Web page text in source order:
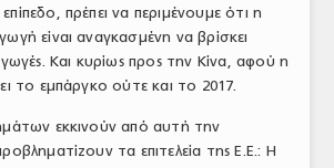
πρέπει να περιμένουμε ότι η
είναι αναγκασμένη να βρίσκει
Και κυρίως προς την Κίνα, αφού η
το εμπάργκο ούτε και το 2017.
εκκινούν από αυτή την
τα επιτελεία της Ε.Ε.: Η